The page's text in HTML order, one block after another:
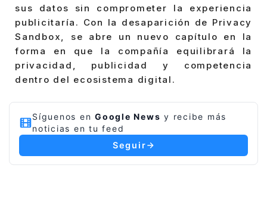
sus datos sin comprometer la experiencia
publicitaría. Con la desaparición de Privacy
Sandbox, se abre un nuevo capítulo en la
forma en que la compañía equilibrará la
privacidad, publicidad y competencia
dentro del ecosistema digital.
Síguenos en Google News y recibe más
noticias en tu feed
Seguir